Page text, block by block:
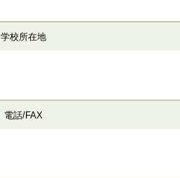
学校所在地
電話/FAX